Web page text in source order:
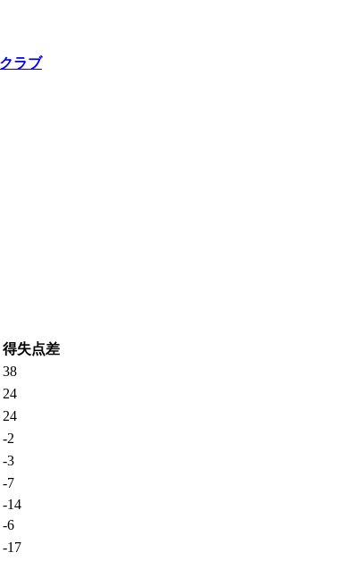
ラブ
得失点差
38
24
24
-2
-3
-7
-14
-6
-17